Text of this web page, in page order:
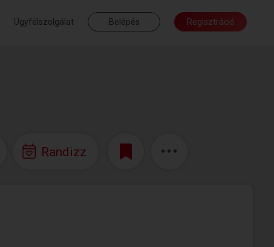
Ügyfélszolgálat Belépés Regisztráció
Randizz